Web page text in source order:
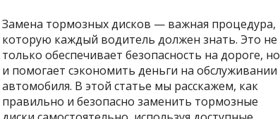
Замена тормозных дисков — важная процедура,
которую каждый водитель должен знать. Это не
только обеспечивает безопасность на дороге, но
и помогает сэкономить деньги на обслуживании
автомобиля. В этой статье мы расскажем, как
правильно и безопасно заменить тормозные